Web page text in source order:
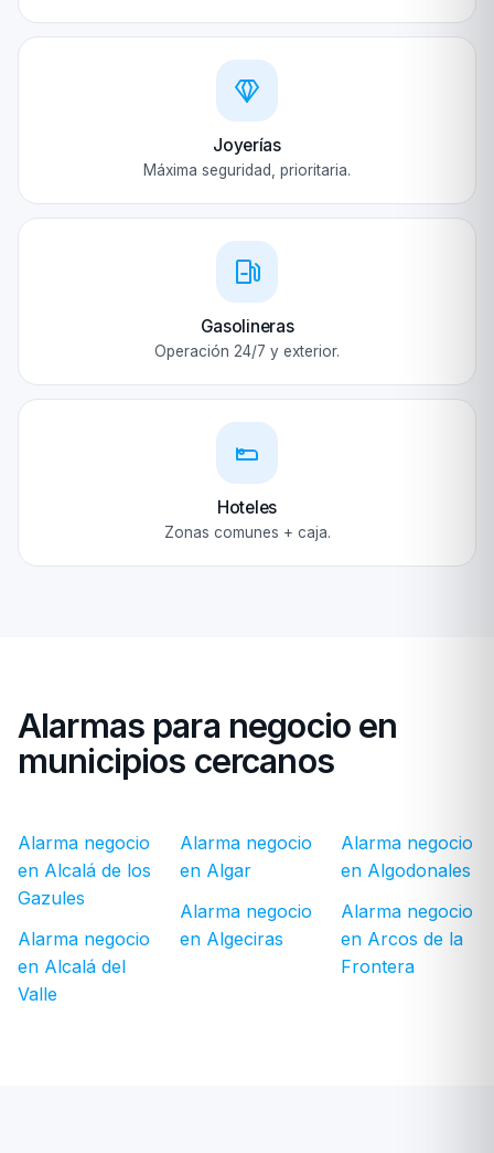
Joyerías
Máxima seguridad, prioritaria.
Gasolineras
Operación 24/7 y exterior.
Hoteles
Zonas comunes + caja.
Alarmas para negocio en
municipios cercanos
Alarma negocio
en Alcalá de los
Gazules
Alarma negocio
en Alcalá del
Valle
Alarma negocio
en Algar
Alarma negocio
en Algeciras
Alarma negocio
en Algodonales
Alarma negocio
en Arcos de la
Frontera